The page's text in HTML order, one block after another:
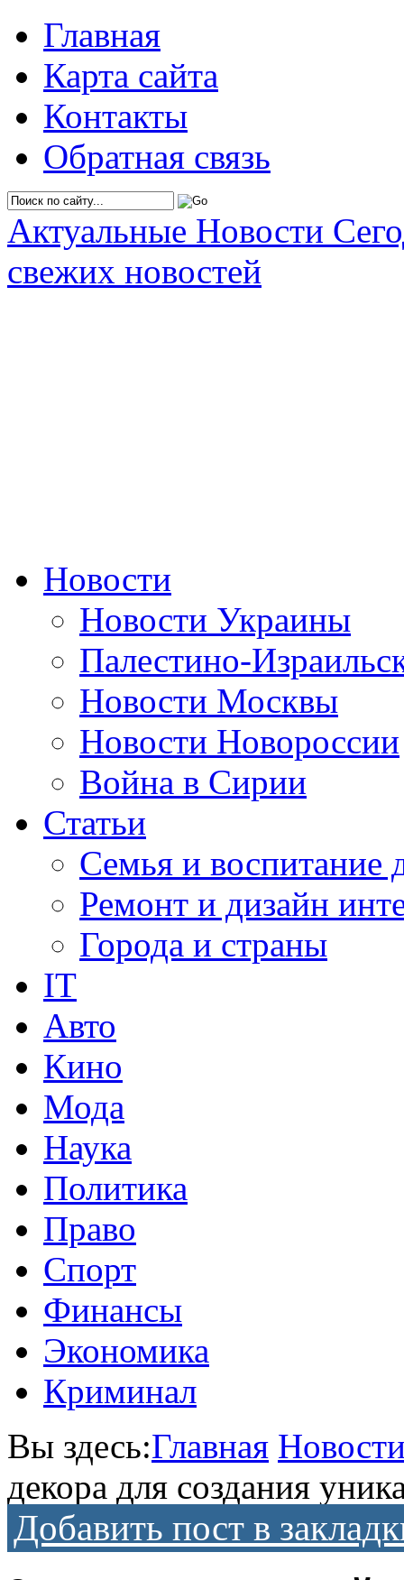
Главная
Карта сайта
Контакты
Обратная связь
Актуальные Новости
свежих новостей
Новости
Новости Украины
Палестино-
Новости Москвы
Новости Новороссии
Война в Сирии
Статьи
Семья и воспитание
Ремонт и дизайн
Города и страны
IT
Авто
Кино
Мода
Наука
Политика
Право
Спорт
Финансы
Экономика
Криминал
Вы здесь:Главная
декора для создания
Добавить пост в